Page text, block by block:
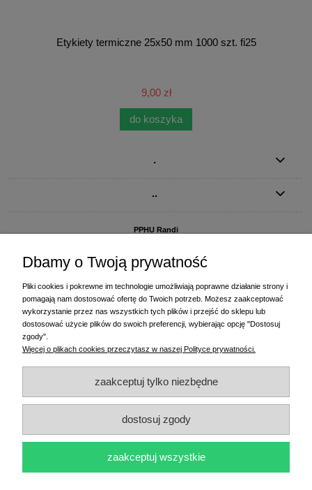
Etykiety termiczne 25x50 mm 1000 szt. fi25
9,00 zł
do koszyka
.
..
PPHU Randi
ul. Starogardzka 77 (wjazd od ul. Plażowej)
+48 58 770 31 80
- centrala
+48 58 770 31 83- wyceny i drukowanie etykiet
- Krzysztof - drukowanie etykiet,
(+48) 602 794 901- Sebastian - wyceny i doradztwo techniczne,biuro@randi.pl
Dbamy o Twoją prywatność
Pliki cookies i pokrewne im technologie umożliwiają poprawne działanie strony i
pomagają nam dostosować ofertę do Twoich potrzeb. Możesz zaakceptować
wykorzystanie przez nas wszystkich tych plików i przejść do sklepu lub
dostosować użycie plików do swoich preferencji, wybierając opcję "Dostosuj
zgody".
Więcej o plikach cookies przeczytasz w naszej Polityce prywatności.
zaakceptuj tylko niezbędne
dostosuj zgody
zaakceptuj wszystkie